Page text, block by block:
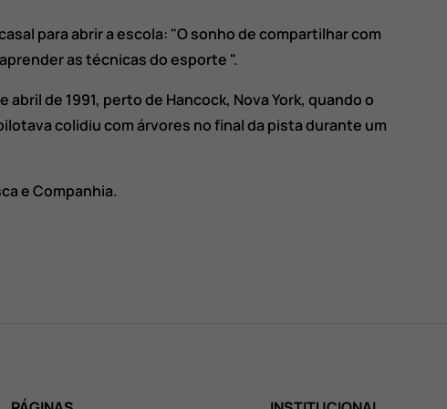
para abrir a escola: "O sonho de compartilhar com
as técnicas do esporte ".
abril de 1991, perto de Hancock, Nova York, quando o
colidiu com árvores no final da pista durante um
e Companhia.